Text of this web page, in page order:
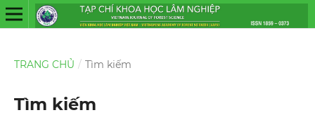
TRANG CHỦ / Tìm kiếm
Tìm kiếm